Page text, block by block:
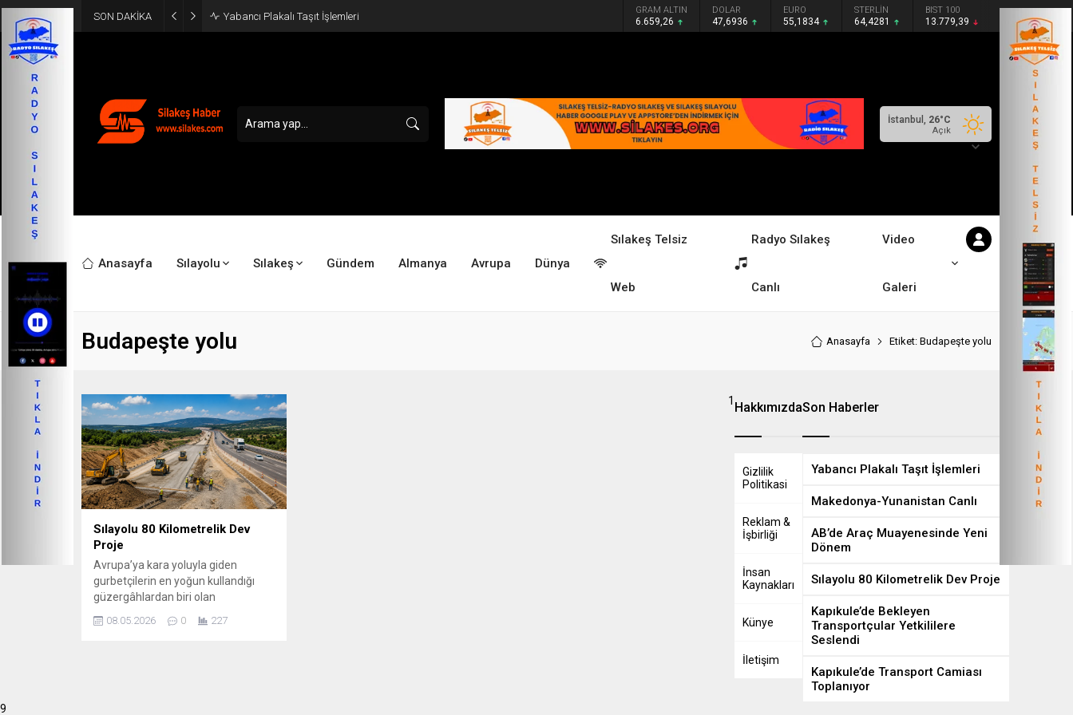
SON DAKİKA Yabancı Plakalı Taşıt İşlemleri GRAM ALTIN
6.659,26
DOLAR
47,6936
EURO
55,1834
STERLİN
64,4281
BIST 100
13.779,39
İstanbul, 26°C
Açık
Anasayfa Sılayolu Sılakeş Gündem Almanya Avrupa Dünya
Sılakeş Telsiz
Web
Radyo Sılakeş
Canlı
Video
Galeri
Budapeşte yolu Anasayfa Etiket: Budapeşte yolu
Sılayolu 80 Kilometrelik Dev
Proje
Avrupa’ya kara yoluyla giden
gurbetçilerin en yoğun kullandığı
güzergâhlardan biri olan
Macaristan’daki M1 otoyolunda
büyük genişletme çalışmaları
08.05.2026 0 227
1 Hakkımızda
Gizlilik
Politikasi
Reklam &
İşbirliği
İnsan
Kaynakları
Künye
İletişim
Son Haberler
Yabancı Plakalı Taşıt İşlemleri
Makedonya-Yunanistan Canlı
AB’de Araç Muayenesinde Yeni
Dönem
Sılayolu 80 Kilometrelik Dev Proje
Kapıkule’de Bekleyen
Transportçular Yetkililere
Seslendi
Kapıkule’de Transport Camiası
Toplanıyor
9